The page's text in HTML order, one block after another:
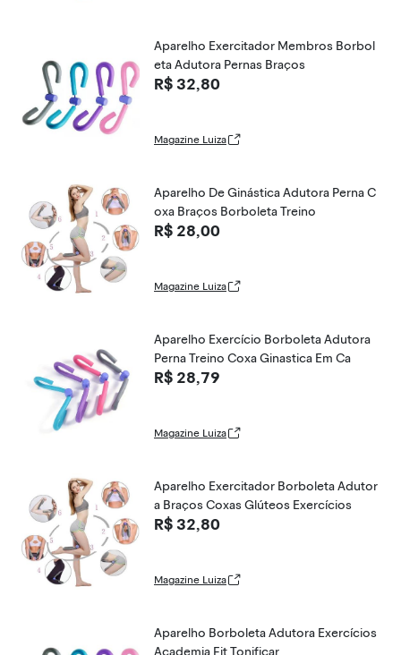
Aparelho Exercitador Membros Borbol
eta Adutora Pernas Braços
R$ 32,80
Magazine Luiza
Aparelho De Ginástica Adutora Perna C
oxa Braços Borboleta Treino
R$ 28,00
Magazine Luiza
Aparelho Exercício Borboleta Adutora
Perna Treino Coxa Ginastica Em Ca
R$ 28,79
Magazine Luiza
Aparelho Exercitador Borboleta Adutor
a Braços Coxas Glúteos Exercícios
R$ 32,80
Magazine Luiza
Aparelho Borboleta Adutora Exercícios
Academia Fit Tonificar